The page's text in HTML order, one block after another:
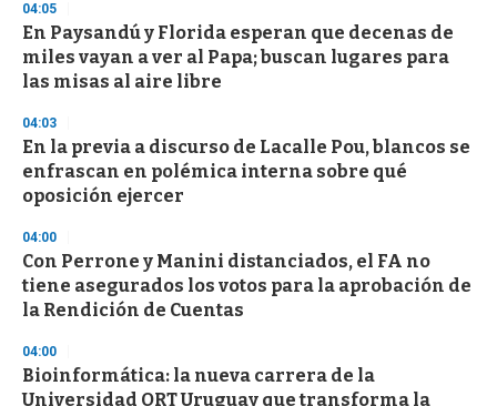
n
d
04:05
En Paysandú y Florida esperan que decenas de
miles vayan a ver al Papa; buscan lugares para
las misas al aire libre
04:03
En la previa a discurso de Lacalle Pou, blancos se
enfrascan en polémica interna sobre qué
oposición ejercer
04:00
Con Perrone y Manini distanciados, el FA no
tiene asegurados los votos para la aprobación de
la Rendición de Cuentas
04:00
Bioinformática: la nueva carrera de la
Universidad ORT Uruguay que transforma la